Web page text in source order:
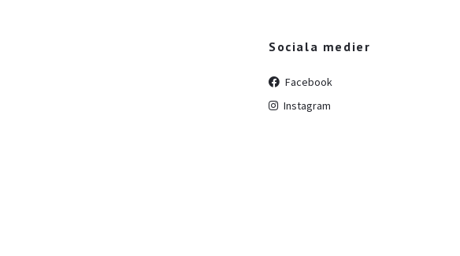
Sociala medier
Facebook
Instagram